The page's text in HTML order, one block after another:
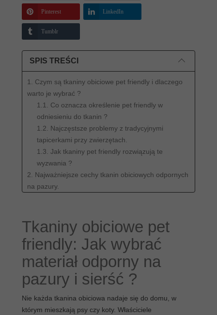
Pinterest LinkedIn
Tumblr
SPIS TREŚCI
1. Czym są tkaniny obiciowe pet friendly i dlaczego
warto je wybrać ?
1.1. Co oznacza określenie pet friendly w
odniesieniu do tkanin ?
1.2. Najczęstsze problemy z tradycyjnymi
tapicerkami przy zwierzętach.
1.3. Jak tkaniny pet friendly rozwiązują te
wyzwania ?
2. Najważniejsze cechy tkanin obiciowych odpornych
na pazury.
2.2. Wzmocniona struktura minimalizująca ryzyko
uszkodzeń.
2.3. Testy laboratoryjne potwierdzające
odporność materiału.
3. Tkaniny tapicerskie pet friendly – które struktury
najlepiej radzą sobie z sierścią ?
kłaczków.
Tkaniny obiciowe pet
friendly: Jak wybrać
materiał odporny na
pazury i sierść ?
Nie każda tkanina obiciowa nadaje się do domu, w
którym mieszkają psy czy koty. Właściciele